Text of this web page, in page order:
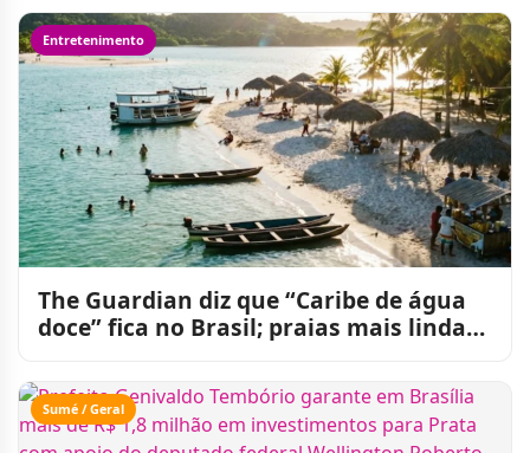
Entretenimento
The Guardian diz que “Caribe de água
doce” fica no Brasil; praias mais lindas
Sumé / Geral